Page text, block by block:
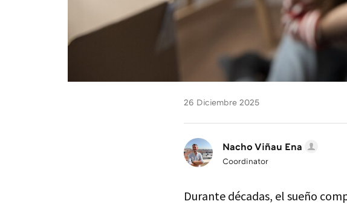
26 Diciembre 2025
Nacho Viñau Ena
Coordinator
Durante décadas, el sueño